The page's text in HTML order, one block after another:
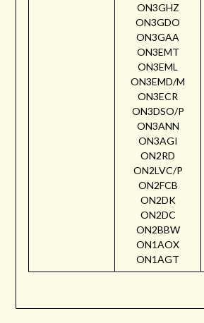
ON3GHZ
ON3GDO
ON3GAA
ON3EMT
ON3EML
ON3EMD/M
ON3ECR
ON3DSO/P
ON3ANN
ON3AGI
ON2RD
ON2LVC/P
ON2FCB
ON2DK
ON2DC
ON2BBW
ON1AOX
ON1AGT